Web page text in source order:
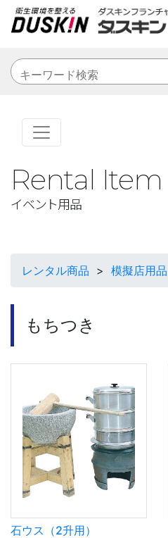
Rental Item
イベント用品
レンタル商品 > 模擬店用品
もちつき
石ウス（2升用）